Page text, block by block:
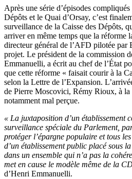
Après une série d’épisodes
Dépôts et le Quai d’Orsay, c’est
surveillance de la Caisse des Dépôts,
arriver en même temps que la réforme
directeur général de l’AFD pilotée par
projet. Le président de la commission
Emmanuelli, a écrit au chef de l’État
que cette réforme « faisait courir à la
selon la Lettre de l’Expansion.
de Pierre Moscovici, Rémy Rioux, à la
notamment mal perçue.
« La juxtaposition d’un établissement
surveillance spéciale du Parlement,
protéger l’épargne populaire et tous
d’un établissement public placé sous
dans un ensemble qui n’a pas la
met en cause le modèle même de la
d’Henri Emmanuelli.